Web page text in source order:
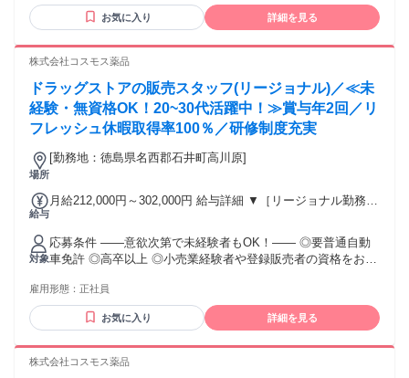
344,300円 （29ｈ分時間外手当含む。実際の残業時間16.5ｈ）
※赴任住宅手当3万円込み（家賃6万円の物件入居の場合）
【経験者B】小売業で店長・マネジメント職経験者(登録販売
者)) 309,300円～376,200円 （39ｈ分時間外手当含む。実際の
残業時間22ｈ） ※赴任住宅手当3万円込み（家賃6万円の物件
入居の場合） 勤務形態やエリアによって異なります。 詳細に
ついては【勤務地範囲と給与について】をご確認ください。
同業界からの転職者が増えてきており、入社後活躍に繋がっ
ています。もちろん異業界からの応募や、第二新卒者も含め
お気に入り 詳細を見る
株式会社コスモス薬品
ドラッグストアの販売スタッフ(リージョナル)／≪未
経験・無資格OK！20~30代活躍中！≫賞与年2回／リ
フレッシュ休暇取得率100％／研修制度充実
場所
[勤務地：徳島県名西郡石井町高川原]
給与
月給212,000円～302,000円 給与詳細 ▼［リージョナル勤務］
（残業時間 月2h程度） 247,000円～277,000円 【スキルアッ
プコース】早期キャリアアップを目指したい方向け 271,000円
～317,600円 （15ｈ分時間外手当含む。実際の残業時間11
ｈ） ※赴任住宅手当3万円込み（家賃6万円の物件入居の場
344,300円 （29ｈ分時間外手当含む。実際の残業時間16.5ｈ）
※赴任住宅手当3万円込み（家賃6万円の物件入居の場合）
【経験者B】小売業で店長・マネジメント職経験者(登録販売
者)) 309,300円～376,200円 （39ｈ分時間外手当含む。実際の
対象
応募条件 ――意欲次第で未経験者もOK！―― ◎要普通自動
車免許 ◎高卒以上 ◎小売業経験者や登録販売者の資格をお持
後、資格取得を目指すことも可能。研修や講習会もあり。 ※
同業界からの転職者が増えてきており、入社後活躍に繋がっ
ています。もちろん異業界からの応募や、第二新卒者も含め
雇用形態： 正社員
お気に入り 詳細を見る
株式会社コスモス薬品